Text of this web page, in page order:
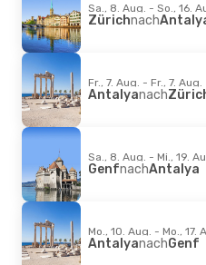
Sa., 8. Aug. - So., 16.
Zürichnach
Fr., 7. Aug. - Fr., 7. Aug.
Antalyanach
Sa., 8. Aug. - Mi., 19.
GenfnachAntalya
Mo., 10. Aug. - Mo., 17.
AntalyanachGenf